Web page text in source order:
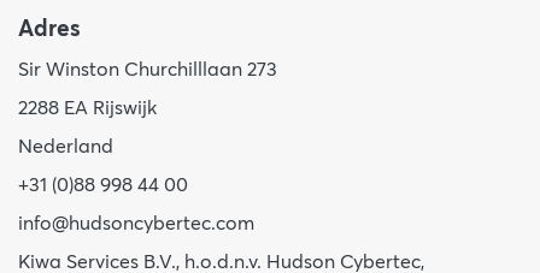
Adres
Sir Winston Churchilllaan 273
2288 EA Rijswijk
Nederland
+31 (0)88 998 44 00
info@hudsoncybertec.com
Kiwa Services B.V., h.o.d.n.v. Hudson Cybertec,